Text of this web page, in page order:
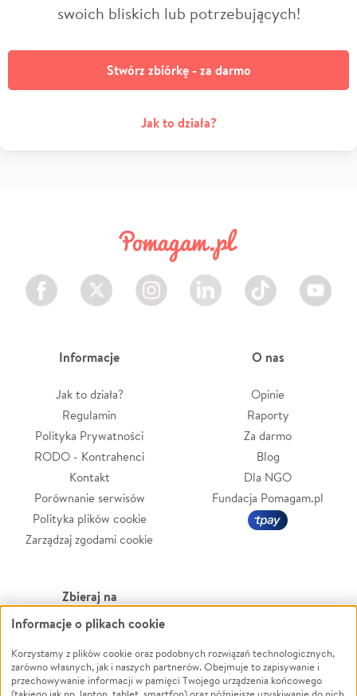
swoich bliskich lub potrzebujących!
Stwórz zbiórkę - za darmo
Jak to działa?
Facebook Twitter Instagram LinkedIn TikTok Youtube
Informacje
Jak to działa?
Regulamin
Polityka Prywatności
RODO - Kontrahenci
Kontakt
Porównanie serwisów
Polityka plików cookie
Zarządzaj zgodami cookie
O nas
Opinie
Raporty
Za darmo
Blog
Dla NGO
Fundacja Pomagam.pl
Zbieraj na
Leczenie
Zwierzęta
Pożar
Powódź
Wichura
Informacje o plikach cookie
Korzystamy z plików cookie oraz podobnych rozwiązań technologicznych,
zarówno własnych, jak i naszych partnerów. Obejmuje to zapisywanie i
przechowywanie informacji w pamięci Twojego urządzenia końcowego